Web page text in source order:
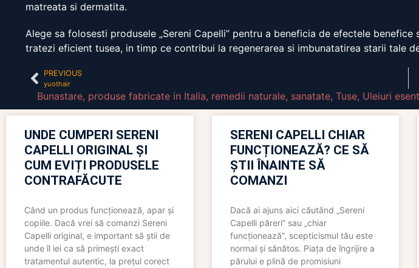
matreata si dermatita.
Alege sa folosesti produsele „Sereni Capelli” pentru a beneficia de efectele
tratezi eficient tusea, in timp ce contribui la regenerarea si imbunatatirea starii tale
PREVIOUS
yuothair
Bunastare, produse fabricate in Italia, remedii naturale, sanatate, Tuse, Uleiuri
UNDE CUMPERI SERENI
CAPELLI ORIGINAL ȘI
CUM EVIȚI PRODUSELE
CONTRAFĂCUTE
Când un produs funcționează, apar și
copiile. Dacă vrei să comanzi Sereni
Capelli original, e important să știi de
unde îl iei ca să primești exact
tratamentul autentic, la prețul corect
SERENI CAPELLI CHIAR
FUNCȚIONEAZĂ? CE SĂ
ȘTII ÎNAINTE SĂ
COMANZI
Dacă ai ajuns aici căutând „Sereni
Capelli păreri” sau „chiar
funcționează”, scepticismul tău este
normal și sănătos. Piața de îngrijire a
părului e plină de promisiuni